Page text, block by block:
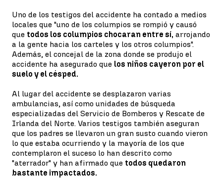
Uno de los testigos del accidente ha contado a medios
locales que "uno de los columpios se rompió y causó
que todos los columpios chocaran entre sí, arrojando
a la gente hacia los carteles y los otros columpios".
Además, el concejal de la zona donde se produjo el
accidente ha asegurado que los niños cayeron por el
suelo y el césped.
Al lugar del accidente se desplazaron varias
ambulancias, así como unidades de búsqueda
especializadas del Servicio de Bomberos y Rescate de
Irlanda del Norte. Varios testigos también aseguran
que los padres se llevaron un gran susto cuando vieron
lo que estaba ocurriendo y la mayoría de los que
contemplaron el suceso lo han descrito como
"aterrador" y han afirmado que todos quedaron
bastante impactados.